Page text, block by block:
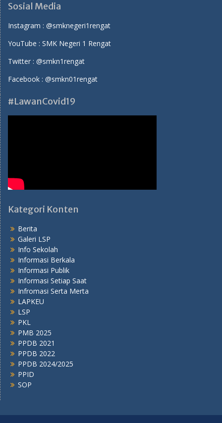
Sosial Media
Instagram : @smknegeri1rengat
YouTube : SMK Negeri 1 Rengat
Twitter : @smkn1rengat
Facebook : @smkn01rengat
#LawanCovid19
Kategori Konten
Berita
Galeri LSP
Info Sekolah
Informasi Berkala
Informasi Publik
Informasi Setiap Saat
Infromasi Serta Merta
LAPKEU
LSP
PKL
PMB 2025
PPDB 2021
PPDB 2022
PPDB 2024/2025
PPID
SOP